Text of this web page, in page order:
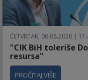
ČETVRTAK, 06.08.2026 |
"CIK BiH toleriše
resursa"
PROČITAJ VIŠE